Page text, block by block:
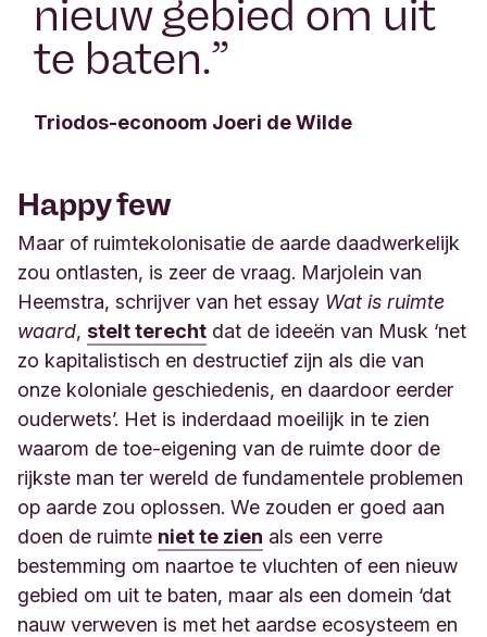
nieuw gebied om uit
te baten.”
Triodos-econoom Joeri de Wilde
Happy few
Maar of ruimtekolonisatie de aarde daadwerkelijk
zou ontlasten, is zeer de vraag. Marjolein van
Heemstra, schrijver van het essay Wat is ruimte
waard, stelt terecht dat de ideeën van Musk ‘net
zo kapitalistisch en destructief zijn als die van
onze koloniale geschiedenis, en daardoor eerder
ouderwets’. Het is inderdaad moeilijk in te zien
waarom de toe-eigening van de ruimte door de
rijkste man ter wereld de fundamentele problemen
op aarde zou oplossen. We zouden er goed aan
doen de ruimte niet te zien als een verre
bestemming om naartoe te vluchten of een nieuw
gebied om uit te baten, maar als een domein ‘dat
nauw verweven is met het aardse ecosysteem en